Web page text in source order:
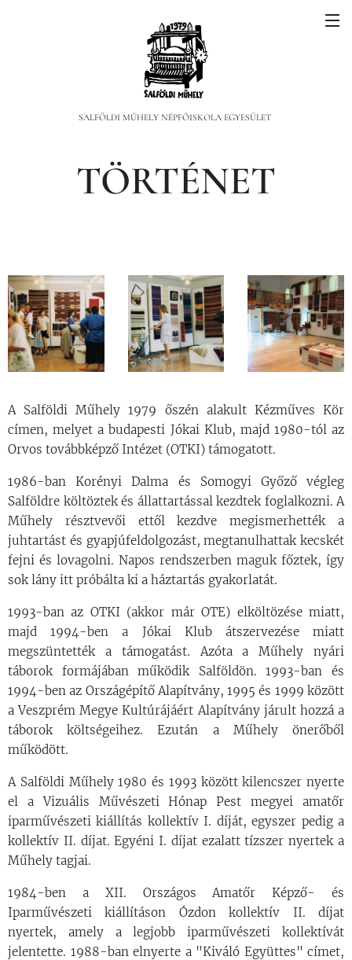
SALFÖLDI MŰHELY NÉPFŐISKOLA EGYESÜLET
TÖRTÉNET
A Salföldi Műhely 1979 őszén alakult Kézműves Kör
címen, melyet a budapesti Jókai Klub, majd 1980-tól az
Orvos továbbképző Intézet (OTKI) támogatott.
1986-ban Korényi Dalma és Somogyi Győző végleg
Salföldre költöztek és állattartással kezdtek foglalkozni. A
Műhely résztvevői ettől kezdve megismerhették a
juhtartást és gyapjúfeldolgozást, megtanulhattak kecskét
fejni és lovagolni. Napos rendszerben maguk főztek, így
sok lány itt próbálta ki a háztartás gyakorlatát.
1993-ban az OTKI (akkor már OTE) elköltözése miatt,
majd 1994-ben a Jókai Klub átszervezése miatt
megszüntették a támogatást. Azóta a Műhely nyári
táborok formájában működik Salföldön. 1993-ban és
1994-ben az Országépítő Alapítvány, 1995 és 1999 között
a Veszprém Megye Kultúrájáért Alapítvány járult hozzá a
táborok költségeihez. Ezután a Műhely önerőből
működött.
A Salföldi Műhely 1980 és 1993 között kilencszer nyerte
el a Vizuális Művészeti Hónap Pest megyei amatőr
iparművészeti kiállítás kollektív I. díját, egyszer pedig a
kollektív II. díjat. Egyéni I. díjat ezalatt tízszer nyertek a
Műhely tagjai.
1984-ben a XII. Országos Amatőr Képző- és
Iparművészeti kiállításon Ózdon kollektív II. díjat
nyertek, amely a legjobb iparművészeti kollektívát
jelentette. 1988-ban elnyerte a "Kiváló Együttes" címet,